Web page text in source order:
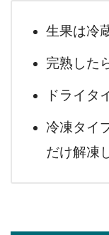
生果は冷
完熟した
ドライタ
冷凍タイ
だけ解凍